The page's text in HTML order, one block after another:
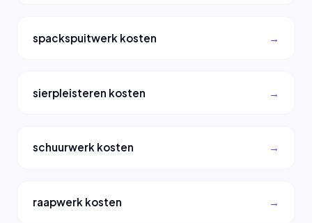
spackspuitwerk kosten
sierpleisteren kosten
schuurwerk kosten
raapwerk kosten